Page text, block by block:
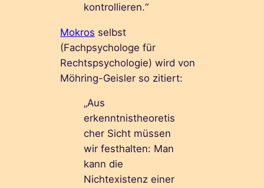
kontrollieren.“
Mokros selbst
(Fachpsychologe für
Rechtspsychologie) wird von
Möhring-Geisler so zitiert:
„Aus
erkenntnistheoretis
cher Sicht müssen
wir festhalten: Man
kann die
Nichtexistenz einer